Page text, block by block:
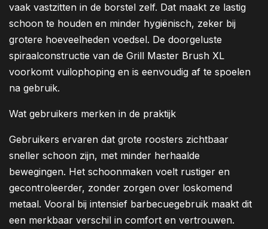
vaak vastzitten in de borstel zelf. Dat maakt ze lastig
schoon te houden en minder hygiënisch, zeker bij
grotere hoeveelheden voedsel. De doorgeluste
spiraalconstructie van de Grill Master Brush XL
voorkomt vuilophoping en is eenvoudig af te spoelen
na gebruik.
Wat gebruikers merken in de praktijk
Gebruikers ervaren dat grote roosters zichtbaar
sneller schoon zijn, met minder herhaalde
bewegingen. Het schoonmaken voelt rustiger en
gecontroleerder, zonder zorgen over loskomend
metaal. Vooral bij intensief barbecuegebruik maakt dit
een merkbaar verschil in comfort en vertrouwen.